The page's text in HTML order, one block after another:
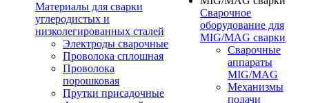
Материалы для сварки
углеродистых и
низколегированных сталей
Электроды сварочные
Проволока сплошная
Проволока
порошковая
Прутки присадочные
Сварочное
оборудование для
MIG/MAG сварки
Сварочные
аппараты
MIG/MAG
Механизмы
подачи